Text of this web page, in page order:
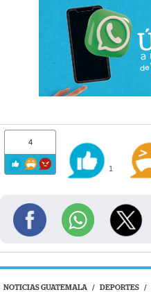
4
1
NOTICIAS GUATEMALA / DEPORTES /